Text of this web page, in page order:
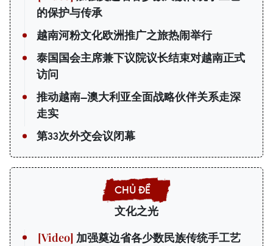
的保护与传承
越南河粉文化欧洲推广之旅热闹举行
泰国国会主席兼下议院议长结束对越南正式
访问
推动越南—澳大利亚全面战略伙伴关系走深
走实
第33次外交会议闭幕
文化之光
加强奠边省各少数民族传统手工艺